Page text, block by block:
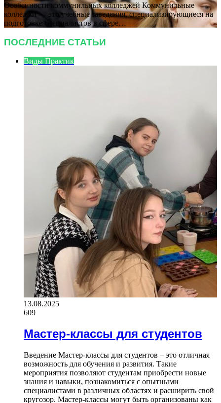
Особенности коммунильных колледжей Коммунильные
колледжи — это учебные заведения, специализирующиеся на
подготовке специалистов в сфере…
ПОСЛЕДНИЕ СТАТЬИ
Виды Практик
13.08.2025
609
Мастер-классы для студентов
Введение Мастер-классы для студентов – это отличная
возможность для обучения и развития. Такие
мероприятия позволяют студентам приобрести новые
знания и навыки, познакомиться с опытными
специалистами в различных областях и расширить свой
кругозор. Мастер-классы могут быть организованы как